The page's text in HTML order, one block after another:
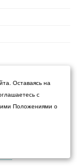
Оставаясь на
с
Положениями о